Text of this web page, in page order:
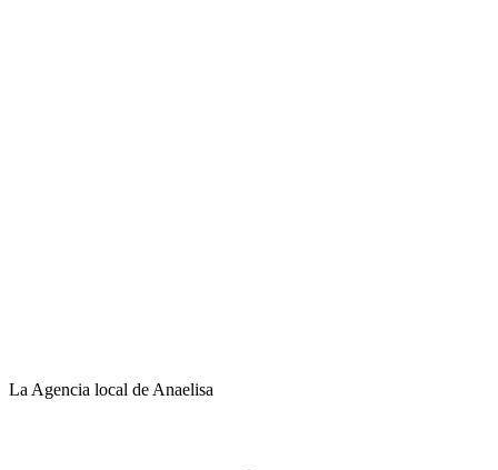
La Agencia local de Anaelisa